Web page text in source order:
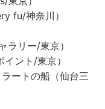
fu/神奈川）
リー/東京）
ント/東京）
ートの船（仙台三